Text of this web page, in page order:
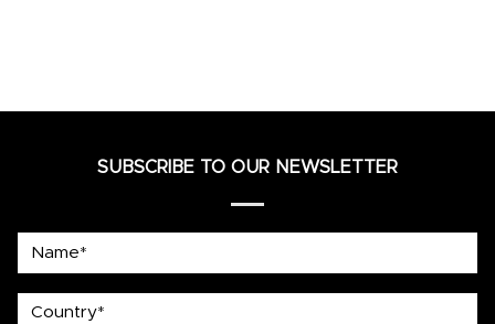
SUBSCRIBE TO OUR NEWSLETTER